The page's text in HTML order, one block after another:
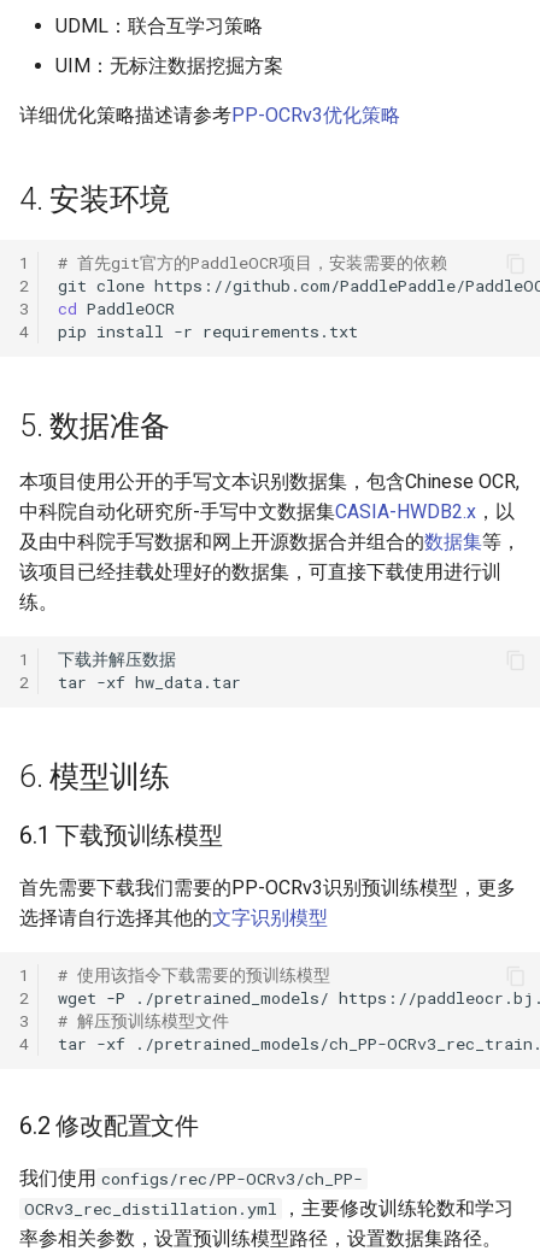
UDML：联合互学习策略
UIM：无标注数据挖掘方案
详细优化策略描述请参考PP-OCRv3优化策略
4. 安装环境
1
2
3
4
# 首先git官方的PaddleOCR项目，安装需要的依赖
git clone
cd
pip install -r
5. 数据准备
本项目使用公开的手写文本识别数据集，包含Chinese OCR,
中科院自动化研究所-手写中文数据集CASIA-HWDB2.x ，以
及由中科院手写数据和网上开源数据合并组合的数据集等，
该项目已经挂载处理好的数据集，可直接下载使用进行训
练。
1
2
tar -xf
6. 模型训练
6.1 下载预训练模型
首先需要下载我们需要的PP-OCRv3识别预训练模型，更多
选择请自行选择其他的文字识别模型
1
2
3
4
# 使用该指令下载需要的预训练模型
wget -P
./pretrained_models/
# 解压预训练模型文件
tar -xf ./pretrained_models/ch_PP-
6.2 修改配置文件
我们使用 configs/rec/PP-OCRv3/ch_PP-
OCRv3_rec_distillation.yml
，主要修改训练轮数和学习
率参相关参数，设置预训练模型路径，设置数据集路径。